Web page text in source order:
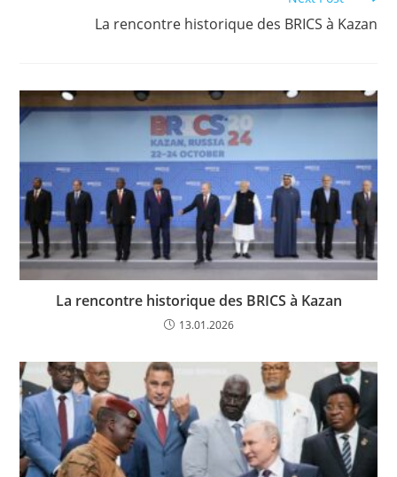
La rencontre historique des BRICS à Kazan
La rencontre historique des BRICS à Kazan
13.01.2026